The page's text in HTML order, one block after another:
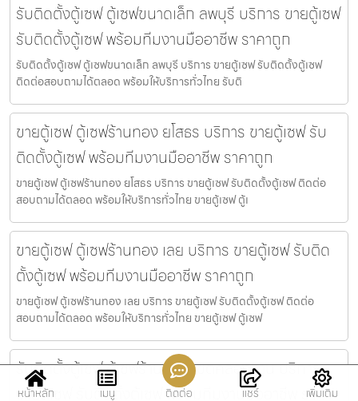
รับติดตั้งตู้เซฟ ตู้เซฟขนาดเล็ก ลพบุรี บริการ ขายตู้เซฟ
รับติดตั้งตู้เซฟ พร้อมทีมงานมืออาชีพ ราคาถูก
รับติดตั้งตู้เซฟ ตู้เซฟขนาดเล็ก ลพบุรี บริการ ขายตู้เซฟ รับติดตั้งตู้เซฟ
ติดต่อสอบถามได้ตลอด พร้อมให้บริการทั่วไทย รับติ
ขายตู้เซฟ ตู้เซฟร้านทอง ยโสธร บริการ ขายตู้เซฟ รับ
ติดตั้งตู้เซฟ พร้อมทีมงานมืออาชีพ ราคาถูก
ขายตู้เซฟ ตู้เซฟร้านทอง ยโสธร บริการ ขายตู้เซฟ รับติดตั้งตู้เซฟ ติดต่อ
สอบถามได้ตลอด พร้อมให้บริการทั่วไทย ขายตู้เซฟ ตู้เ
ขายตู้เซฟ ตู้เซฟร้านทอง เลย บริการ ขายตู้เซฟ รับติด
ตั้งตู้เซฟ พร้อมทีมงานมืออาชีพ ราคาถูก
ขายตู้เซฟ ตู้เซฟร้านทอง เลย บริการ ขายตู้เซฟ รับติดตั้งตู้เซฟ ติดต่อ
สอบถามได้ตลอด พร้อมให้บริการทั่วไทย ขายตู้เซฟ ตู้เซฟ
รับติดตั้งตู้เซฟ ตู้เซฟร้านทอง เขตคลองสาน บริการ
ขายตู้เซฟ รับติดตั้งตู้เซฟ พร้อมทีมงานมืออาชีพ ราคา
หน้าหลัก เมนู ติดต่อ แชร์ เพิ่มเติม